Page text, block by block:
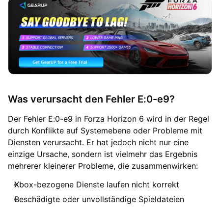
Was verursacht den Fehler E:0-e9?
Der Fehler E:0-e9 in Forza Horizon 6 wird in der Regel
durch Konflikte auf Systemebene oder Probleme mit
Diensten verursacht. Er hat jedoch nicht nur eine
einzige Ursache, sondern ist vielmehr das Ergebnis
mehrerer kleinerer Probleme, die zusammenwirken:
Xbox-bezogene Dienste laufen nicht korrekt
Beschädigte oder unvollständige Spieldateien